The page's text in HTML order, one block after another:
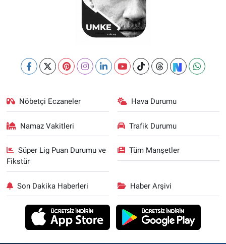
Nöbetçi Eczaneler Hava Durumu
Namaz Vakitleri Trafik Durumu
Süper Lig Puan Durumu ve
Fikstür
Tüm Manşetler
Son Dakika Haberleri Haber Arşivi